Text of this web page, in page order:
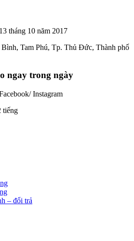
tháng 10 năm 2017
Tam Phú, Tp. Thủ Đức, Thành phố
ngay trong ngày
Instagram
tiếng
– đổi trả